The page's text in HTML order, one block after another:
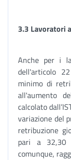
3.3 Lavoratori
Anche per i
dell'articolo
minimo di
all'aumento
calcolato
variazione del
retribuzione
pari a 32,30
comunque,